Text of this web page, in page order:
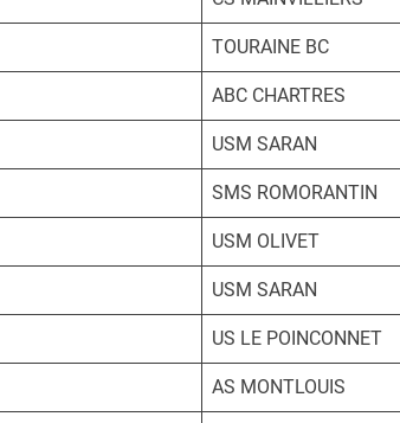
TOURAINE BC
ABC CHARTRES
USM SARAN
SMS ROMORANTIN
USM OLIVET
USM SARAN
US LE POINCONNET
AS MONTLOUIS